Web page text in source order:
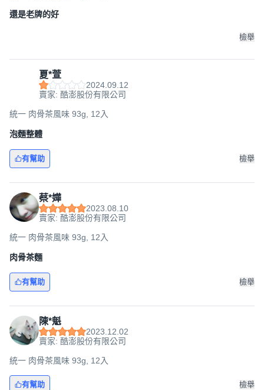
還是老牌的好
檢舉
夏*萱
2024.09.12
賣家: 酷澎股份有限公司
統一 肉骨茶風味 93g, 12入
泡麵整體
有幫助 檢舉
蔡*嬅
2023.08.10
賣家: 酷澎股份有限公司
統一 肉骨茶風味 93g, 12入
肉骨茶麵
有幫助 檢舉
陳*魁
2023.12.02
賣家: 酷澎股份有限公司
統一 肉骨茶風味 93g, 12入
有幫助 檢舉